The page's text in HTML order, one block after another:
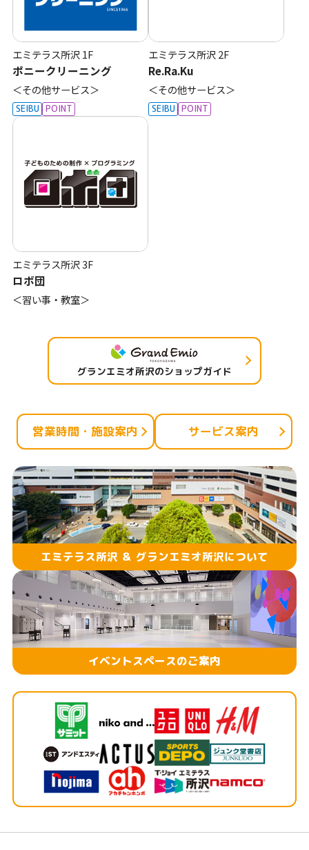
エミテラス所沢 1F
ポニークリーニング
＜その他サービス＞
SEIBU POINT
エミテラス所沢 2F
Re.Ra.Ku
＜その他サービス＞
SEIBU POINT
エミテラス所沢3F
ロボ団
＜習い事・教室＞
グランエミオ所沢のショップガイド
営業時間・施設案内 サービス案内
エミテラス所沢 ＆ グランエミオ所沢について
イベントスペースのご案内